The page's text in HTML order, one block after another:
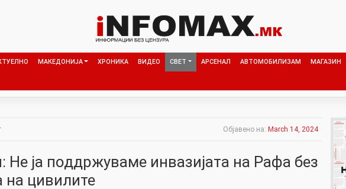
МАКЕДОНИЈА ХРОНИКА ВИДЕО СВЕТ АРСЕНАЛ АВТОМОБИЛИЗАМ МАГАЗИН
Објавено на: March 14, 2024
Не ја поддржуваме инвазијата на Рафа без
на цивилите